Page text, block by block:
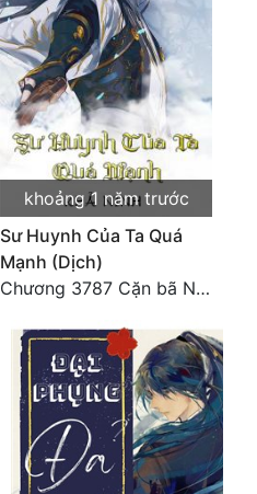
khoảng 1 năm trước
Sư Huynh Của Ta Quá
Mạnh (Dịch)
Chương 3787 Cặn bã Nam Thiên Đạo